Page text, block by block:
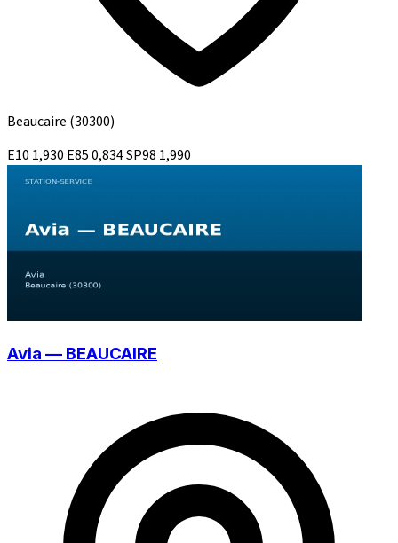
Beaucaire (30300)
E10 1,930 E850,834SP98 1,990
Avia — BEAUCAIRE